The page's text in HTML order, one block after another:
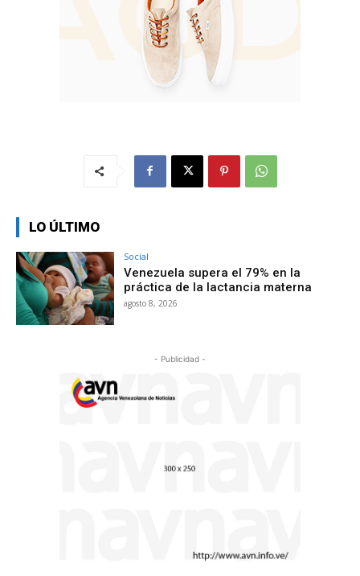
LO ÚLTIMO
Social
Venezuela supera el 79% en la
práctica de la lactancia materna
agosto 8, 2026
- Publicidad -